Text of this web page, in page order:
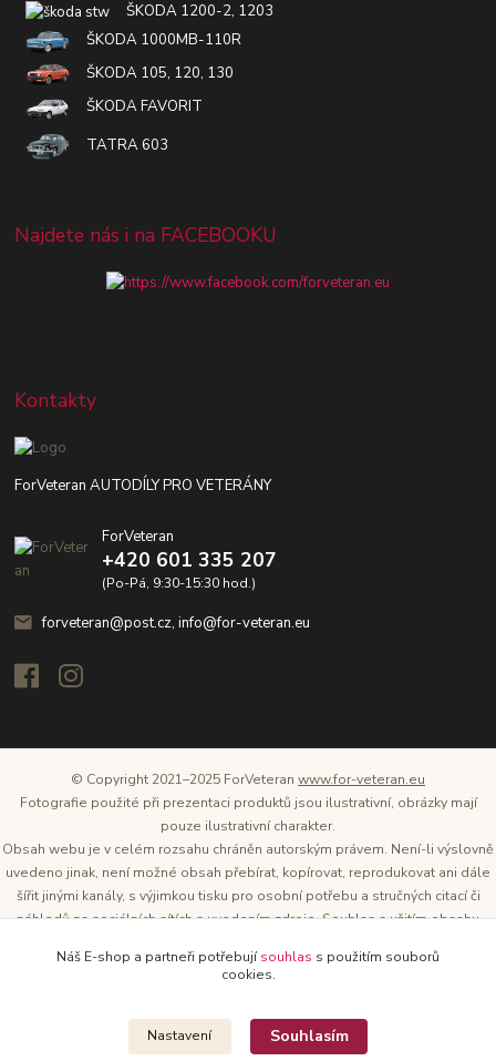
ŠKODA 1200-2, 1203
ŠKODA 1000MB-110R
ŠKODA 105, 120, 130
ŠKODA FAVORIT
TATRA 603
Najdete nás i na FACEBOOKU
Kontakty
ForVeteran AUTODÍLY PRO VETERÁNY
ForVeteran
+420 601 335 207
(Po-Pá, 9:30-15:30 hod.)
forveteran@post.cz, info@for-veteran.eu
© Copyright 2021–2025 ForVeteran www.for-veteran.eu
Fotografie použité při prezentaci produktů jsou ilustrativní, obrázky mají
pouze ilustrativní charakter.
Obsah webu je v celém rozsahu chráněn autorským právem. Není-li výslovně
uvedeno jinak, není možné obsah přebírat, kopírovat, reprodukovat ani dále
šířit jinými kanály, s výjimkou tisku pro osobní potřebu a stručných citací či
náhledů na sociálních sítích s uvedením zdroje. Souhlas s užitím obsahu
těchto webových stránek je Tomáš Oršel.
Náš E-shop a partneři potřebujísouhlas s použitím souborů
cookies.
Nastavení Souhlasím